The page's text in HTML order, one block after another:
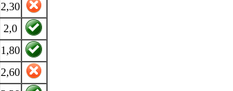
2,30
2,0
1,80
2,60